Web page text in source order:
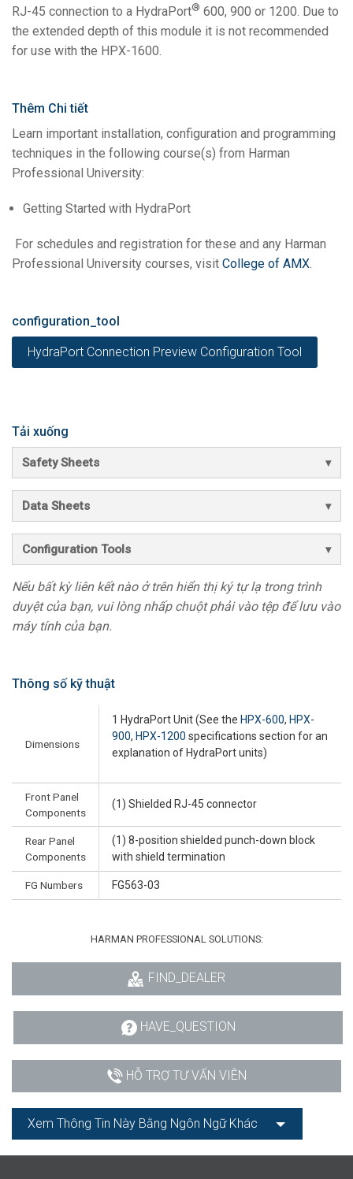
RJ-45 connection to a HydraPort® 600, 900 or 1200. Due to
the extended depth of this module it is not recommended
for use with the HPX-1600.
Thêm Chi tiết
Learn important installation, configuration and programming
techniques in the following course(s) from Harman
Professional University:
Getting Started with HydraPort
For schedules and registration for these and any Harman
Professional University courses, visit College of AMX.
configuration_tool
HydraPort Connection Preview Configuration Tool
Tải xuống
Safety Sheets
Data Sheets
Configuration Tools
Nếu bất kỳ liên kết nào ở trên hiển thị ký tự lạ trong trình
duyệt của bạn, vui lòng nhấp chuột phải vào tệp để lưu vào
máy tính của bạn.
Thông số kỹ thuật
Dimensions
1 HydraPort Unit (See the HPX-600, HPX-
900, HPX-1200 specifications section for an
explanation of HydraPort units)
Front Panel
Components
(1) Shielded RJ-45 connector
Rear Panel
Components
(1) 8-position shielded punch-down block
with shield termination
FG Numbers FG563-03
HARMAN PROFESSIONAL SOLUTIONS:
FIND_DEALER
HAVE_QUESTION
HỖ TRỢ TƯ VẤN VIÊN
Xem Thông Tin Này Bằng Ngôn Ngữ Khác